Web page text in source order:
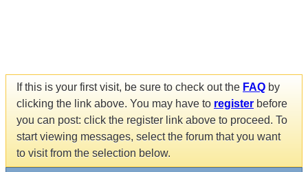
If this is your first visit, be sure to check out the FAQ by
clicking the link above. You may have to register before
you can post: click the register link above to proceed. To
start viewing messages, select the forum that you want
to visit from the selection below.